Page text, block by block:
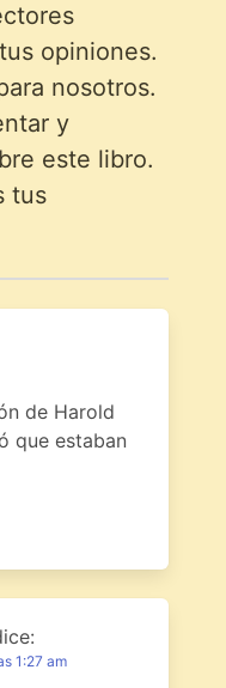
opiniones.
nosotros.
y
este libro.
tus
de Harold
que estaban
1:27 am